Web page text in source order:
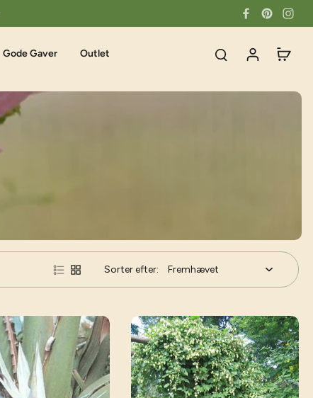
Gode Gaver Outlet
Sorter efter: